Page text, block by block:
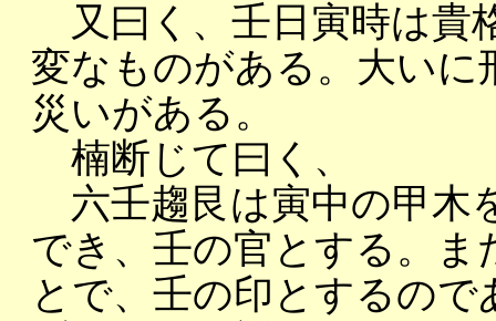
又曰く、壬日寅時は貴
変なものがある。大いに
災いがある。
楠断じて曰く、
六壬趨艮は寅中の甲木
でき、壬の官とする。
とで、壬の印とするの